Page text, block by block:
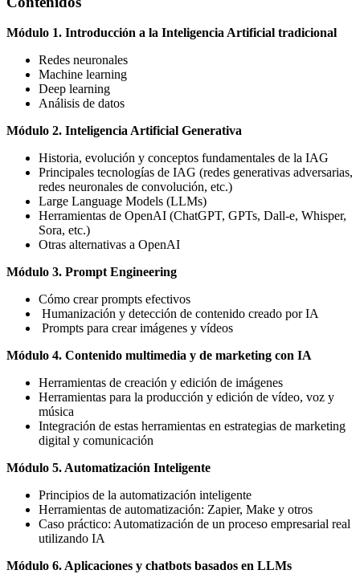
Módulo 1. Introducción a la Inteligencia Artificial tradicional
Redes neuronales
Machine learning
Deep learning
Análisis de datos
Módulo 2. Inteligencia Artificial Generativa
Historia, evolución y conceptos fundamentales de la IAG
Principales tecnologías de IAG (redes generativas adversarias,
redes neuronales de convolución, etc.)
Large Language Models (LLMs)
Herramientas de OpenAI (ChatGPT, GPTs, Dall-e, Whisper,
Sora, etc.)
Otras alternativas a OpenAI
Módulo 3. Prompt Engineering
Cómo crear prompts efectivos
Humanización y detección de contenido creado por IA
Prompts para crear imágenes y vídeos
Módulo 4. Contenido multimedia y de marketing con IA
Herramientas de creación y edición de imágenes
Herramientas para la producción y edición de vídeo, voz y
música
Integración de estas herramientas en estrategias de marketing
digital y comunicación
Módulo 5. Automatización Inteligente
Principios de la automatización inteligente
Herramientas de automatización: Zapier, Make y otros
Caso práctico: Automatización de un proceso empresarial real
utilizando IA
Módulo 6. Aplicaciones y chatbots basados en LLMs